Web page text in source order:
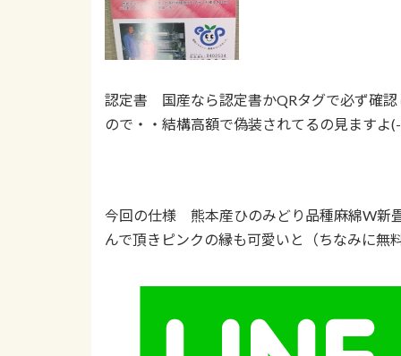
認定書 国産なら認定書かQRタグで必ず確
ので・・結構高額で偽装されてるの見ますよ
今回の仕様 熊本産ひのみどり品種麻綿W新
んで頂きピンクの縁も可愛いと（ちなみに無